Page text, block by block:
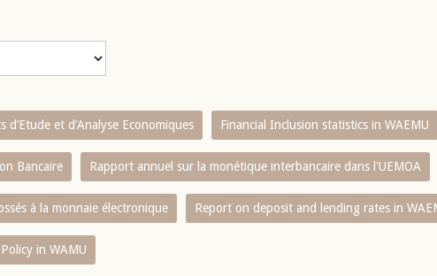
d’Etude et d’Analyse Economiques Financial Inclusion statistics in WAEMU
Bancaire Rapport annuel sur la monétique interbancaire dans l'UEMOA
à la monnaie électronique Report on deposit and lending rates in
in WAMU